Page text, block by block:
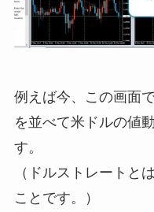
例えば今、この画面
を並べて米ドルの値
す。
（ドルストレートと
ことです。）